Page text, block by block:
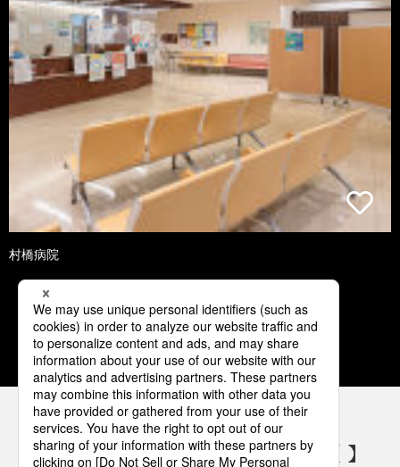
村橋病院
1 2 3 4 5
パナソニックの電気設備 SNSアカウント